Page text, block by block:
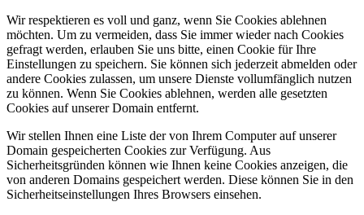
Wir respektieren es voll und ganz, wenn Sie Cookies ablehnen
möchten. Um zu vermeiden, dass Sie immer wieder nach Cookies
gefragt werden, erlauben Sie uns bitte, einen Cookie für Ihre
Einstellungen zu speichern. Sie können sich jederzeit abmelden oder
andere Cookies zulassen, um unsere Dienste vollumfänglich nutzen
zu können. Wenn Sie Cookies ablehnen, werden alle gesetzten
Cookies auf unserer Domain entfernt.
Wir stellen Ihnen eine Liste der von Ihrem Computer auf unserer
Domain gespeicherten Cookies zur Verfügung. Aus
Sicherheitsgründen können wie Ihnen keine Cookies anzeigen, die
von anderen Domains gespeichert werden. Diese können Sie in den
Sicherheitseinstellungen Ihres Browsers einsehen.